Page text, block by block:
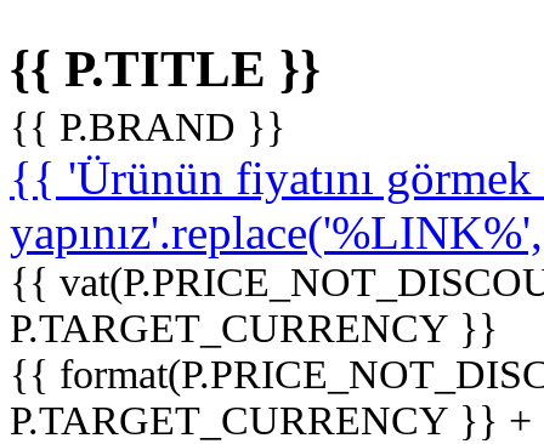
{{ P.TITLE }}
{{ P.BRAND }}
{{ 'Ürünün fiyatını
{{
P.TARGET_CURRENCY }}
{{
P.TARGET_CURRENCY }}